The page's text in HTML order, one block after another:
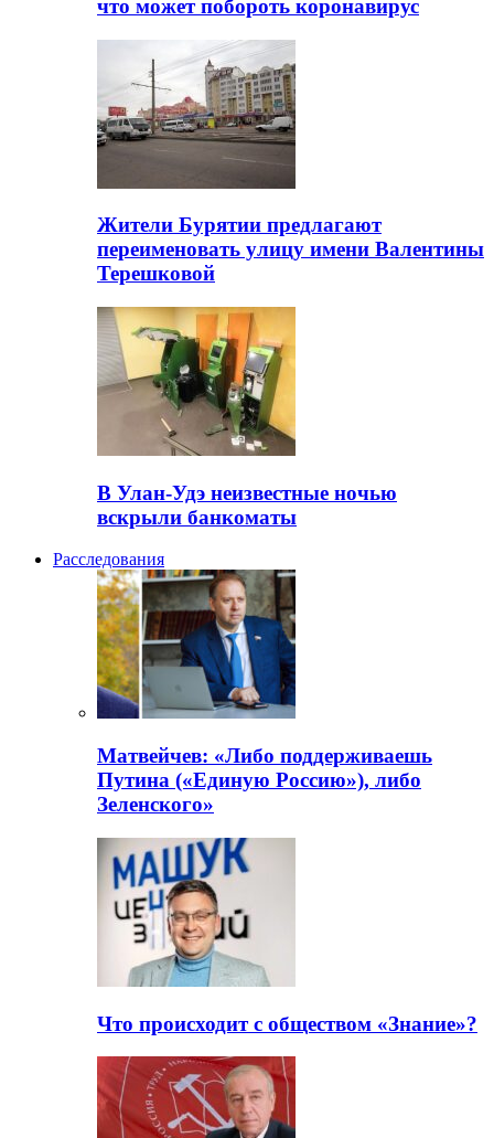
что может побороть коронавирус
Жители Бурятии предлагают
переименовать улицу имени Валентины
Терешковой
В Улан-Удэ неизвестные ночью
вскрыли банкоматы
Расследования
Матвейчев: «Либо поддерживаешь
Путина («Единую Россию»), либо
Зеленского»
Что происходит с обществом «Знание»?